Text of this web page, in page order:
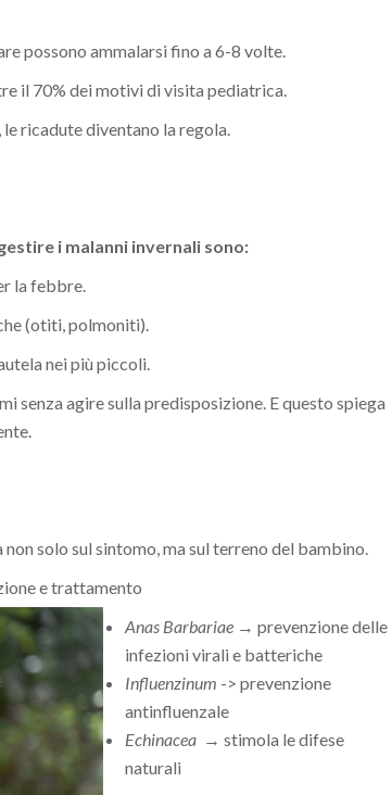
possono ammalarsi fino a 6-8 volte.
il 70% dei motivi di visita pediatrica.
ricadute diventano la regola.
i malanni invernali sono:
la febbre.
(otiti, polmoniti).
nei più piccoli.
senza agire sulla predisposizione. E questo spiega
solo sul sintomo, ma sul terreno del bambino.
e trattamento
Anas Barbariae → prevenzione delle
infezioni virali e batteriche
Influenzinum -> prevenzione
antinfluenzale
Echinacea → stimola le difese
naturali